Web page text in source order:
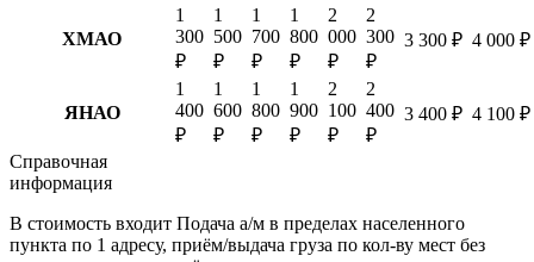
ХМАО
1
300
₽
1
500
₽
1
700
₽
1
800
₽
2
000
₽
2
300
₽
3 300 ₽ 4 000 ₽
ЯНАО
1
400
₽
1
600
₽
1
800
₽
1
900
₽
2
100
₽
2
400
₽
3 400 ₽ 4 100 ₽
Справочная
информация
В стоимость входит Подача а/м в пределах населенного
пункта по 1 адресу, приём/выдача груза по кол-ву мест без